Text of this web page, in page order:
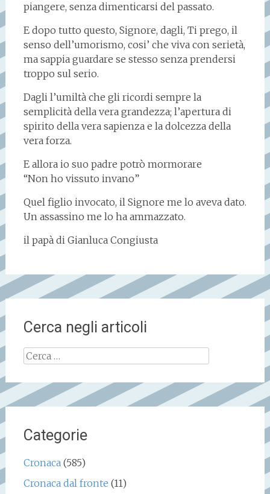
piangere, senza dimenticarsi del passato.
E dopo tutto questo, Signore, dagli, Ti prego, il
senso dell’umorismo, cosi’ che viva con serietà,
ma sappia guardare se stesso senza prendersi
troppo sul serio.
Dagli l’umiltà che gli ricordi sempre la
semplicità della vera grandezza; l’apertura di
spirito della vera sapienza e la dolcezza della
vera forza.
E allora io suo padre potrò mormorare
“Non ho vissuto invano”
Quel figlio invocato, il Signore me lo aveva dato.
Un assassino me lo ha ammazzato.
il papà di Gianluca Congiusta
Cerca negli articoli
Ricerca
Categorie
Cronaca(585)
Cronaca dal fronte (11)